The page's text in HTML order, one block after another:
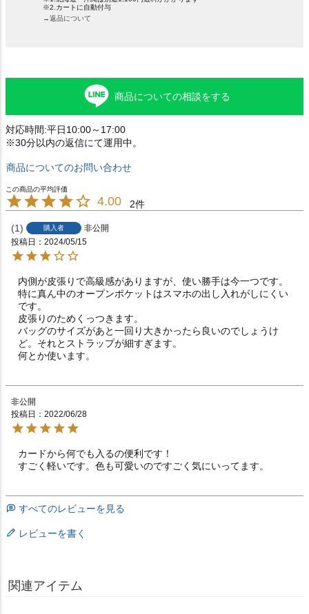
※2.カートに自動付与
→返品について
商品についての相談をする
対応時間:平日10:00～17:00
※30分以内の返信にて運用中。
商品についてのお問い合わせ
4.00 2
1 購入者
非公開
投稿日
2024/05/15
内側が皮張りで高級感がありますが、使い勝手は今一つです。
特に真ん中のオープンポケットはスマホの出し入れがしにくい
です。
皮張りのためくっつきます。
バッグのサイズがあと一回り大きかったら良いのでしょうけ
ど。それとストラップが細すぎます。
何とか使います。
非公開
投稿日
2022/06/28
カードから何でも入るの便利です！
すごく軽いです。色も可愛いのですごく気にいってます。
すべてのレビューを見る
レビューを書く
関連アイテム